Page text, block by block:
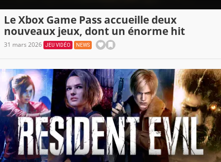
Le Xbox Game Pass accueille deux
nouveaux jeux, dont un énorme hit
31 mars 2026 JEU VIDÉO NEWS